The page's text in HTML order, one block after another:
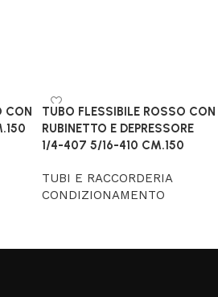
CON
TUBO FLESSIBILE ROSSO CON
RUBINETTO E DEPRESSORE
1/4-407 5/16-410 CM.150
TUBI E RACCORDERIA
CONDIZIONAMENTO